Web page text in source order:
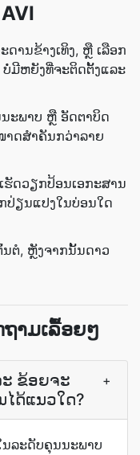
ດານຂ້າງເທິງ, ຫຼື ເລືອກ
ມີຫຍັງທີ່ຈະຕິດຕັ້ງແລະ
ະພາບ ຫຼື ອັດຕາ​ບິດ
ດ​ສຳຄັນ​ກວ່າ​ລາຍ
ດວຽກ​ປ້ອນ​ເອກະສານ​
ປ່ຽນແປງ​ໃນ​ບ່ອນ​ໃດ​
ຕໍ, ຫຼັງຈາກນັ້ນ​ດາວ
ຖາມເລື້ອຍໆ
ຂ້ອຍຈະ
ດ້ແນວໃດ?
+
ນ​ລະດັບ​ຄຸນ​ນະ​ພາບ